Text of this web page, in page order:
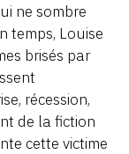
ne sombre
temps, Louise
brisés par
récession,
de la fiction
cette victime